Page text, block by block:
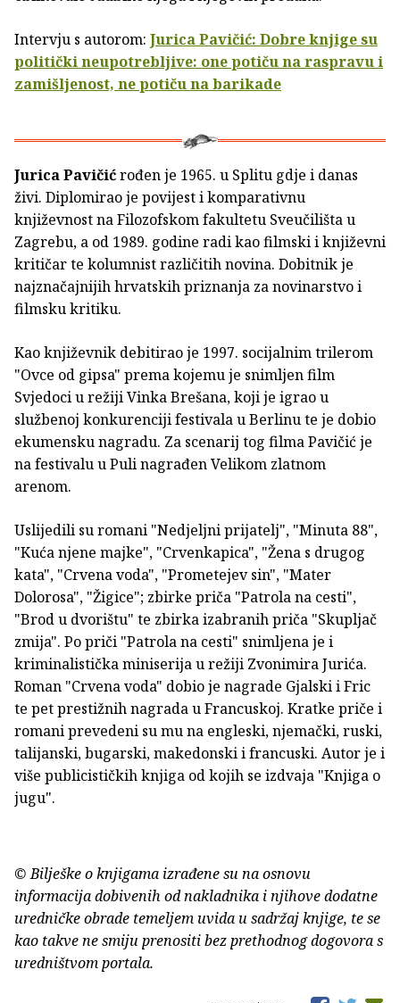
Intervju s autorom: Jurica Pavičić: Dobre knjige su
politički neupotrebljive: one potiču na raspravu i
zamišljenost, ne potiču na barikade
Jurica Pavičićrođen je 1965. u Splitu gdje i danas
živi. Diplomirao je povijest i komparativnu
književnost na Filozofskom fakultetu Sveučilišta u
Zagrebu, a od 1989. godine radi kao filmski i književni
kritičar te kolumnist različitih novina. Dobitnik je
najznačajnijih hrvatskih priznanja za novinarstvo i
filmsku kritiku.
Kao književnik debitirao je 1997. socijalnim trilerom
"Ovce od gipsa" prema kojemu je snimljen film
Svjedoci u režiji Vinka Brešana, koji je igrao u
službenoj konkurenciji festivala u Berlinu te je dobio
ekumensku nagradu. Za scenarij tog filma Pavičić je
na festivalu u Puli nagrađen Velikom zlatnom
arenom.
Uslijedili su romani "Nedjeljni prijatelj", "Minuta 88",
"Kuća njene majke", "Crvenkapica", "Žena s drugog
kata", "Crvena voda", "Prometejev sin", "Mater
Dolorosa", "Žigice"; zbirke priča "Patrola na cesti",
"Brod u dvorištu" te zbirka izabranih priča "Skupljač
zmija". Po priči "Patrola na cesti" snimljena je i
kriminalistička miniserija u režiji Zvonimira Jurića.
Roman "Crvena voda" dobio je nagrade Gjalski i Fric
te pet prestižnih nagrada u Francuskoj. Kratke priče i
romani prevedeni su mu na engleski, njemački, ruski,
talijanski, bugarski, makedonski i francuski. Autor je i
više publicističkih knjiga od kojih se izdvaja "Knjiga o
jugu".
© Bilješke o knjigama izrađene su na osnovu
informacija dobivenih od nakladnika i njihove dodatne
uredničke obrade temeljem uvida u sadržaj knjige, te se
kao takve ne smiju prenositi bez prethodnog dogovora s
uredništvom portala.